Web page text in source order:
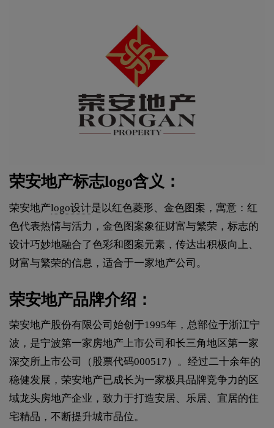
荣安地产标志logo含义：
荣安地产logo设计是以红色菱形、金色图案，寓意：红
色代表热情与活力，金色图案象征财富与繁荣，标志的
设计巧妙地融合了色彩和图案元素，传达出积极向上、
财富与繁荣的信息，适合于一家地产公司。
荣安地产品牌介绍：
荣安地产股份有限公司始创于1995年，总部位于浙江宁
波，是宁波第一家房地产上市公司和长三角地区第一家
深交所上市公司（股票代码000517）。经过二十余年的
稳健发展，荣安地产已成长为一家极具品牌竞争力的区
域龙头房地产企业，致力于打造安居、乐居、宜居的住
宅精品，不断提升城市品位。